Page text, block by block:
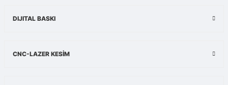
DIJITAL BASKI
CNC-LAZER KESİM